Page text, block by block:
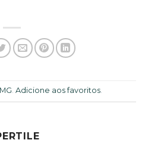
MG Adicione aos favoritos